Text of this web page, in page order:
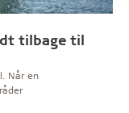
tilbage til
Når en